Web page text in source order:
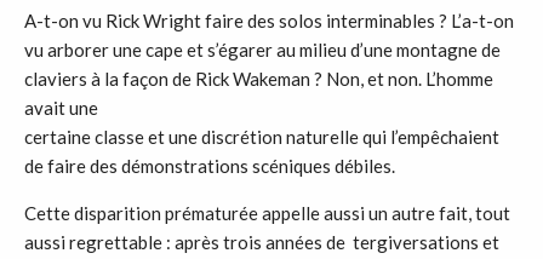
A-t-on vu Rick Wright faire des solos interminables ? L’a-t-on
vu arborer une cape et s’égarer au milieu d’une montagne de
claviers à la façon de Rick Wakeman ? Non, et non. L’homme
avait une
certaine classe et une discrétion naturelle qui l’empêchaient
de faire des démonstrations scéniques débiles.
Cette disparition prématurée appelle aussi un autre fait, tout
aussi regrettable : après trois années de tergiversations et